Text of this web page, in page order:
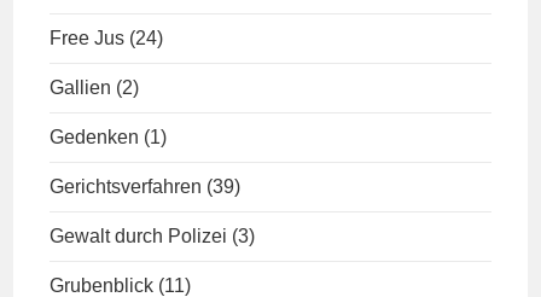
Free Jus (24)
Gallien (2)
Gedenken (1)
Gerichtsverfahren (39)
Gewalt durch Polizei (3)
Grubenblick (11)